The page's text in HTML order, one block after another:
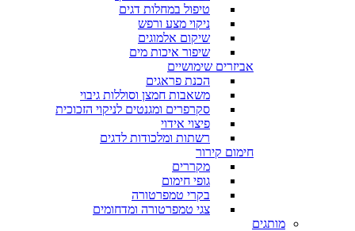
טיפול במחלות דגים
ניקוי מצע ורפש
שיקום אלמוגים
שיפור איכות מים
אביזרים שימושיים
הכנת פראגים
משאבות חמצן וסוללות גיבוי
סקרפרים ומגנטים לניקוי הזכוכית
פיצוי אידוי
רשתות ומלכודות לדגים
חימום קירור
מקררים
גופי חימום
בקרי טמפרטורה
צגי טמפרטורה ומדחומים
מותגים